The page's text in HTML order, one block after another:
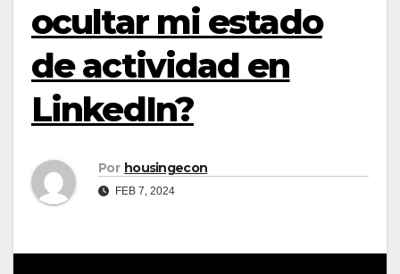
ocultar mi estado
de actividad en
LinkedIn?
Por housingecon
FEB 7, 2024